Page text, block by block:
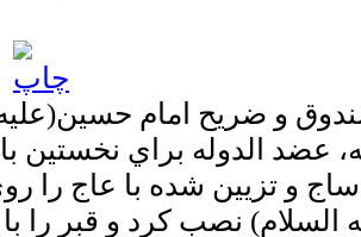
و ضريح امام
و تزيين شده با عاج را